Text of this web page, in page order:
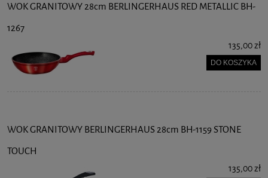
WOK GRANITOWY 28cm BERLINGERHAUS RED METALLIC BH-
1267
135,00 zł
DO KOSZYKA
WOK GRANITOWY BERLINGERHAUS 28cm BH-1159 STONE
TOUCH
135,00 zł